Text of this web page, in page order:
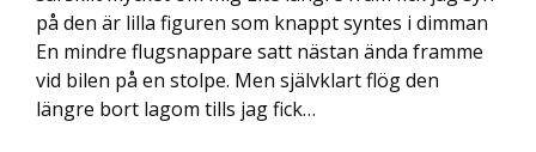
på den är lilla figuren som knappt syntes i dimman
En mindre flugsnappare satt nästan ända framme
vid bilen på en stolpe. Men självklart flög den
längre bort lagom tills jag fick…